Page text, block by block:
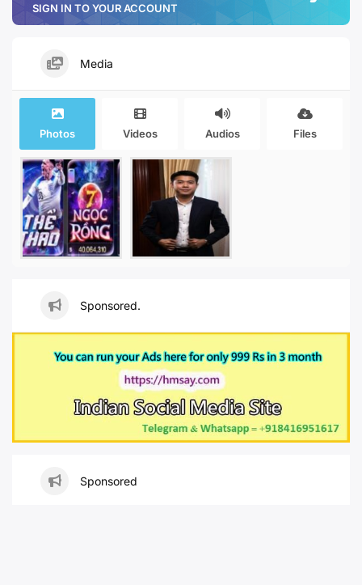
SIGN IN TO YOUR ACCOUNT
Media
Photos Videos Audios Files
Sponsored.
Sponsored